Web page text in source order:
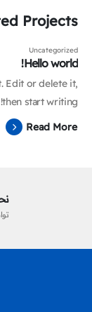
Projects
Uncategorized
Hello world!
Edit or delete it,
then start writing!
Read More